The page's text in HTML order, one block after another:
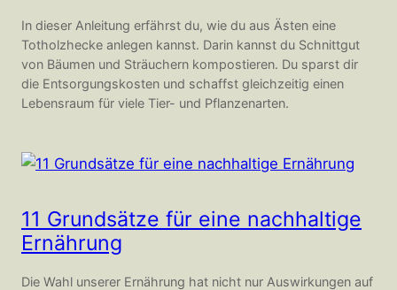
In dieser Anleitung erfährst du, wie du aus Ästen eine
Totholzhecke anlegen kannst. Darin kannst du Schnittgut
von Bäumen und Sträuchern kompostieren. Du sparst dir
die Entsorgungskosten und schaffst gleichzeitig einen
Lebensraum für viele Tier- und Pflanzenarten.
11 Grundsätze für eine nachhaltige
Ernährung
Die Wahl unserer Ernährung hat nicht nur Auswirkungen auf